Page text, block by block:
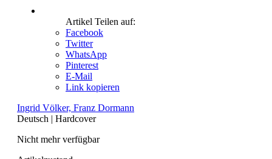
Artikel Teilen auf:
Facebook
Twitter
WhatsApp
Pinterest
E-Mail
Link kopieren
Ingrid Völker, Franz Dormann
Deutsch | Hardcover
Nicht mehr verfügbar